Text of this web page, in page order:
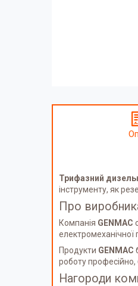
Трифазний
інструменту, як
Про
Компанія GENMAC
Продукти GENMAC
роботу
Нагороди